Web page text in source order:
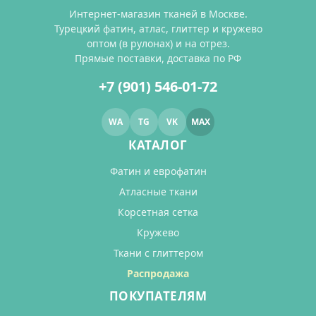
Интернет-магазин тканей в Москве.
Турецкий фатин, атлас, глиттер и кружево
оптом (в рулонах) и на отрез.
Прямые поставки, доставка по РФ
+7 (901) 546-01-72
WA TG VK MAX
КАТАЛОГ
Фатин и еврофатин
Атласные ткани
Корсетная сетка
Кружево
Ткани с глиттером
Распродажа
ПОКУПАТЕЛЯМ